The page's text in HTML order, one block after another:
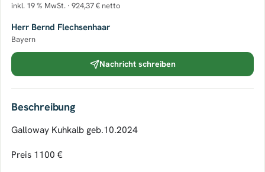
inkl. 19 % MwSt. · 924,37 € netto
Herr Bernd Flechsenhaar
Bayern
Nachricht schreiben
Beschreibung
Galloway Kuhkalb geb.10.2024
Preis 1100 €